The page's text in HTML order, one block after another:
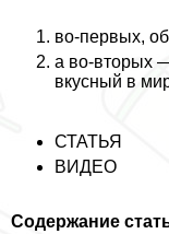
во-первых,
а во-вторых
вкусный в
СТАТЬЯ
ВИДЕО
Содержание